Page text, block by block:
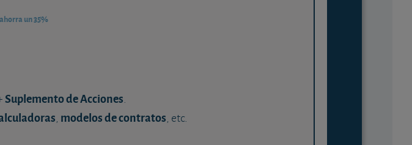
un 35%
Suplemento de Acciones.
, modelos de contratos, etc.